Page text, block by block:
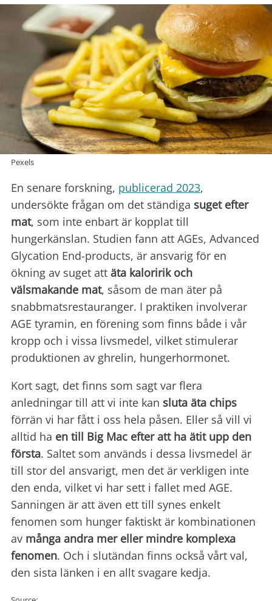
Pexels
En senare forskning, publicerad 2023,
undersökte frågan om det ständiga suget efter
mat, som inte enbart är kopplat till
hungerkänslan. Studien fann att AGEs, Advanced
Glycation End-products, är ansvarig för en
ökning av suget att äta kaloririk och
välsmakande mat, såsom de man äter på
snabbmatsrestauranger. I praktiken involverar
AGE tyramin, en förening som finns både i vår
kropp och i vissa livsmedel, vilket stimulerar
produktionen av ghrelin, hungerhormonet.
Kort sagt, det finns som sagt var flera
anledningar till att vi inte kan sluta äta chips
förrän vi har fått i oss hela påsen. Eller så vill vi
alltid ha en till Big Mac efter att ha ätit upp den
första. Saltet som används i dessa livsmedel är
till stor del ansvarigt, men det är verkligen inte
den enda, vilket vi har sett i fallet med AGE.
Sanningen är att även ett till synes enkelt
fenomen som hunger faktiskt är kombinationen
av många andra mer eller mindre komplexa
fenomen. Och i slutändan finns också vårt val,
den sista länken i en allt svagare kedja.